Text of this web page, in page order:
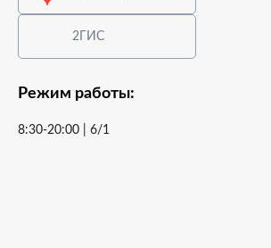
2ГИС
Режим работы:
8:30-20:00 | 6/1